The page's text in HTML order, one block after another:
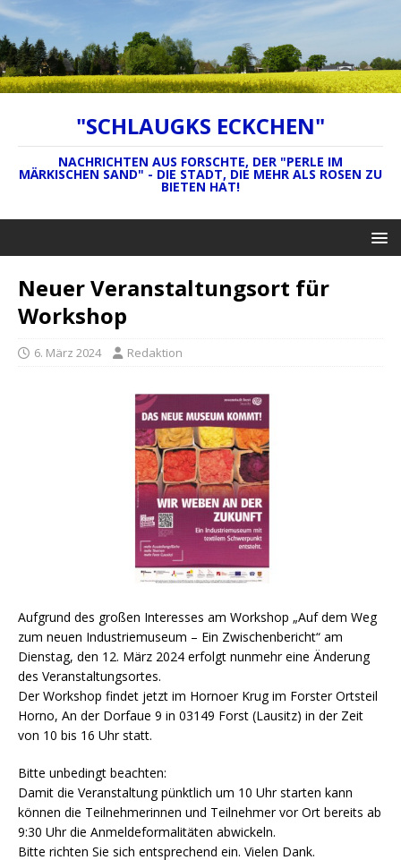
"SCHLAUGKS ECKCHEN"
NACHRICHTEN AUS FORSCHTE, DER "PERLE IM
MÄRKISCHEN SAND" - DIE STADT, DIE MEHR ALS ROSEN ZU
BIETEN HAT!
Neuer Veranstaltungsort für
Workshop
6. März 2024 Redaktion
Aufgrund des großen Interesses am Workshop „Auf dem Weg
zum neuen Industriemuseum – Ein Zwischenbericht“ am
Dienstag, den 12. März 2024 erfolgt nunmehr eine Änderung
des Veranstaltungsortes.
Der Workshop findet jetzt im Hornoer Krug im Forster Ortsteil
Horno, An der Dorfaue 9 in 03149 Forst (Lausitz) in der Zeit
von 10 bis 16 Uhr statt.
Bitte unbedingt beachten:
Damit die Veranstaltung pünktlich um 10 Uhr starten kann
können die Teilnehmerinnen und Teilnehmer vor Ort bereits ab
9:30 Uhr die Anmeldeformalitäten abwickeln.
Bitte richten Sie sich entsprechend ein. Vielen Dank.